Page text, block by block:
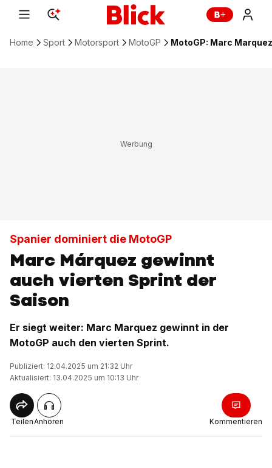
Home Sport Motorsport MotoGP MotoGP: Marc
Spanier dominiert die MotoGP
Marc Márquez gewinnt
auch vierten Sprint der
Saison
Er siegt weiter: Marc Marquez gewinnt in der
MotoGP auch den vierten Sprint.
Publiziert: 12.04.2025 um 21:32 Uhr
Aktualisiert: 13.04.2025 um 10:13 Uhr
TeilenAnhören Kommentieren